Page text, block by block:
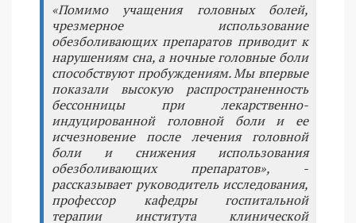
«Помимо учащения головных болей,
чрезмерное использование
обезболивающих препаратов приводит к
нарушениям сна, а ночные головные боли
способствуют пробуждениям. Мы впервые
показали высокую распространенность
бессонницы при лекарственно-
индуцированной головной боли и ее
исчезновение после лечения головной
боли и снижения использования
обезболивающих препаратов», -
рассказывает руководитель исследования,
профессор кафедры госпитальной
терапии института клинической